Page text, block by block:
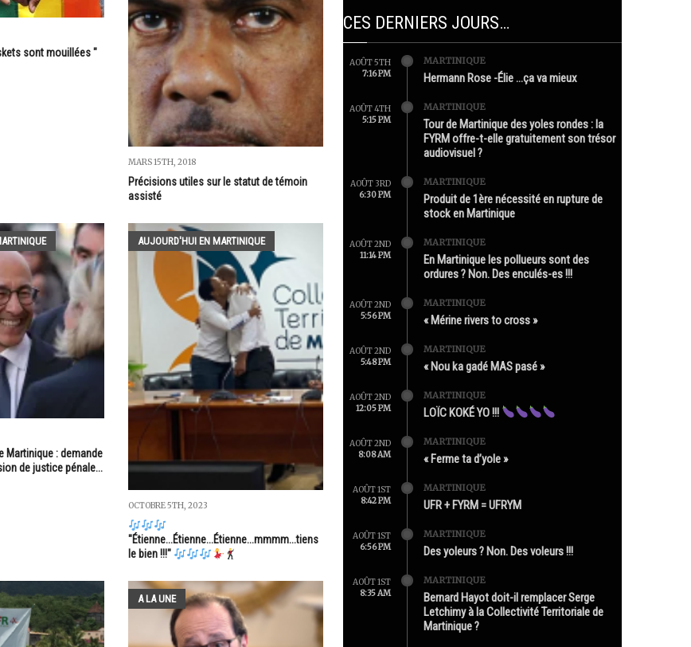
sont mouillées "
MARS 15TH, 2018
Précisions utiles sur le statut de témoin
assisté
Martinique : demande
de justice pénale...
AUJOURD'HUI EN MARTINIQUE
OCTOBRE 5TH, 2023
"Étienne...Étienne...Étienne...mmmm...tiens
le bien !!!"
A LA UNE
CES DERNIERS JOURS…
AOÛT 5TH
7:16 PM
MARTINIQUE
Hermann Rose -Élie …ça va mieux
AOÛT 4TH
5:15 PM
MARTINIQUE
Tour de Martinique des yoles rondes : la
FYRM offre-t-elle gratuitement son trésor
audiovisuel ?
AOÛT 3RD
6:30 PM
MARTINIQUE
Produit de 1ère nécessité en rupture de
stock en Martinique
AOÛT 2ND
11:14 PM
MARTINIQUE
En Martinique les pollueurs sont des
ordures ? Non. Des enculés-es !!!
AOÛT 2ND
5:56 PM
MARTINIQUE
« Mérine rivers to cross »
AOÛT 2ND
5:48 PM
MARTINIQUE
« Nou ka gadé MAS pasé »
AOÛT 2ND
12:05 PM
MARTINIQUE
LOÏC KOKÉ YO !!!
AOÛT 2ND
8:08 AM
MARTINIQUE
« Ferme ta d’yole »
AOÛT 1ST
8:42 PM
MARTINIQUE
UFR + FYRM = UFRYM
AOÛT 1ST
6:56 PM
MARTINIQUE
Des yoleurs ? Non. Des voleurs !!!
AOÛT 1ST
8:35 AM
MARTINIQUE
Bernard Hayot doit-il remplacer Serge
Letchimy à la Collectivité Territoriale de
Martinique ?